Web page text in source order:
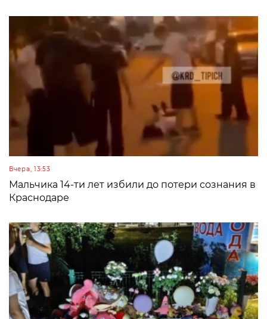
Вчера, 13:53
Мальчика 14-ти лет избили до потери сознания в
Краснодаре